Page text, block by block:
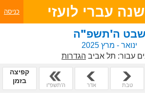
עברי לועזי כניסה
שבט ה'תשפ"ה
ינואר - מרץ 2025
עבור: תל אביב הגדרות
טבת אדר ה'תשפ"ו
קפיצה
בזמן